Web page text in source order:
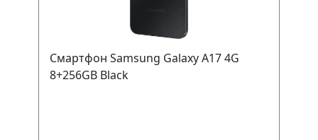
Смартфон Samsung Galaxy A17 4G
8+256GB Black